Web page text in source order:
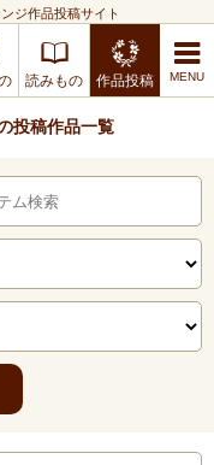
ジ作品投稿サイト
読みもの 作品投稿
投稿作品一覧